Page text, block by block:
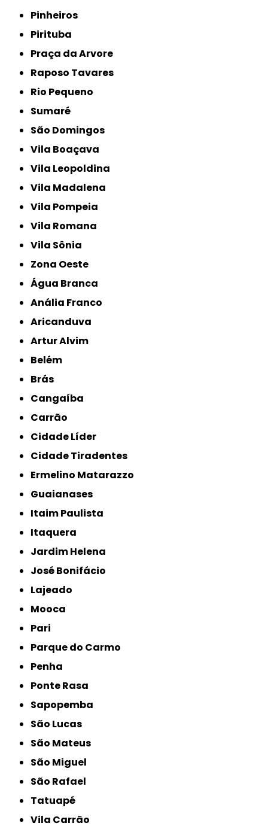
Pinheiros
Pirituba
Praça da Arvore
Raposo Tavares
Rio Pequeno
Sumaré
São Domingos
Vila Boaçava
Vila Leopoldina
Vila Madalena
Vila Pompeia
Vila Romana
Vila Sônia
Zona Oeste
Água Branca
Anália Franco
Aricanduva
Artur Alvim
Belém
Brás
Cangaíba
Carrão
Cidade Líder
Cidade Tiradentes
Ermelino Matarazzo
Guaianases
Itaim Paulista
Itaquera
Jardim Helena
José Bonifácio
Lajeado
Mooca
Pari
Parque do Carmo
Penha
Ponte Rasa
Sapopemba
São Lucas
São Mateus
São Miguel
São Rafael
Tatuapé
Vila Carrão